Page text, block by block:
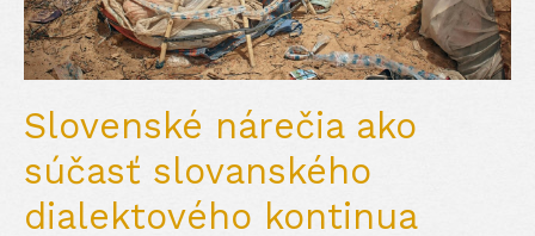
Slovenské nárečia ako
súčasť slovanského
dialektového kontinua